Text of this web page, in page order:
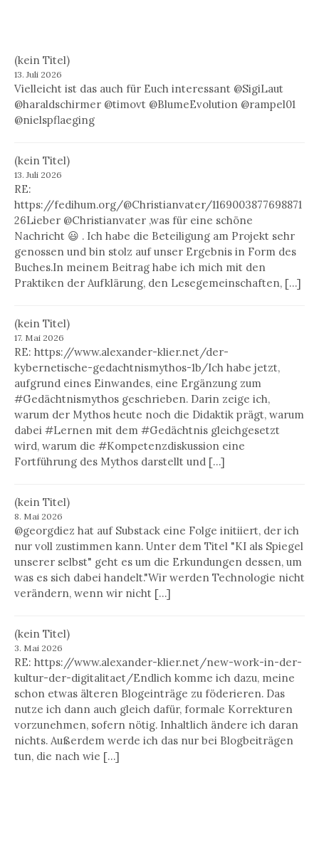
(kein Titel)
13. Juli 2026
Vielleicht ist das auch für Euch interessant @SigiLaut
@haraldschirmer @timovt @BlumeEvolution @rampel01
@nielspflaeging
(kein Titel)
13. Juli 2026
RE:
https://fedihum.org/@Christianvater/1169003877698871
26Lieber @Christianvater ,was für eine schöne
Nachricht 😃 . Ich habe die Beteiligung am Projekt sehr
genossen und bin stolz auf unser Ergebnis in Form des
Buches.In meinem Beitrag habe ich mich mit den
Praktiken der Aufklärung, den Lesegemeinschaften, […]
(kein Titel)
17. Mai 2026
RE: https://www.alexander-klier.net/der-
kybernetische-gedachtnismythos-1b/Ich habe jetzt,
aufgrund eines Einwandes, eine Ergänzung zum
#Gedächtnismythos geschrieben. Darin zeige ich,
warum der Mythos heute noch die Didaktik prägt, warum
dabei #Lernen mit dem #Gedächtnis gleichgesetzt
wird, warum die #Kompetenzdiskussion eine
Fortführung des Mythos darstellt und […]
(kein Titel)
8. Mai 2026
@georgdiez hat auf Substack eine Folge initiiert, der ich
nur voll zustimmen kann. Unter dem Titel "KI als Spiegel
unserer selbst" geht es um die Erkundungen dessen, um
was es sich dabei handelt."Wir werden Technologie nicht
verändern, wenn wir nicht […]
(kein Titel)
3. Mai 2026
RE: https://www.alexander-klier.net/new-work-in-der-
kultur-der-digitalitaet/Endlich komme ich dazu, meine
schon etwas älteren Blogeinträge zu föderieren. Das
nutze ich dann auch gleich dafür, formale Korrekturen
vorzunehmen, sofern nötig. Inhaltlich ändere ich daran
nichts. Außerdem werde ich das nur bei Blogbeiträgen
tun, die nach wie […]